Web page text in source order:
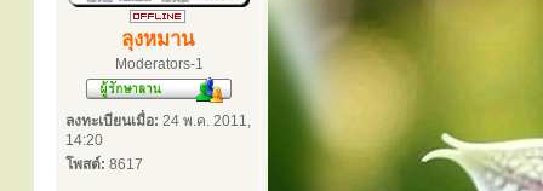
ลุงหมาน
Moderators-1
ลงทะเบียนเมื่อ: 24 พ.ค. 2011,
14:20
โพสต์: 8617